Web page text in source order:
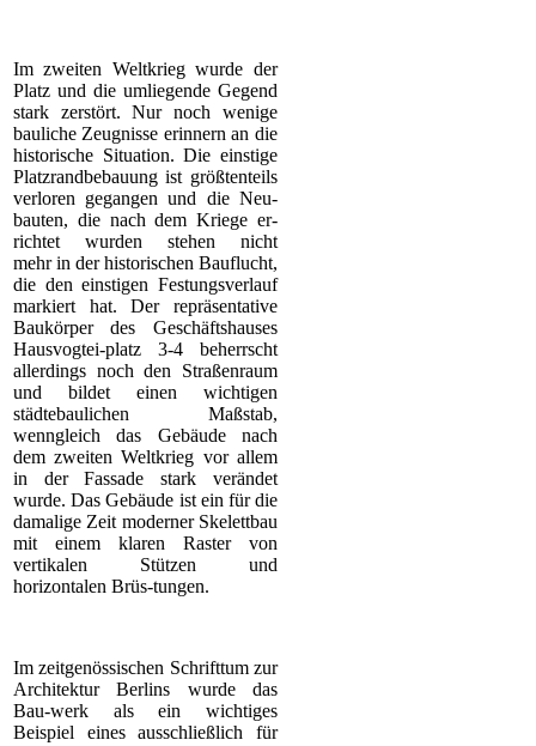
Im zweiten Weltkrieg wurde der
Platz und die umliegende Gegend
stark zerstört. Nur noch wenige
bauliche Zeugnisse erinnern an die
historische Situation. Die einstige
Platzrandbebauung ist größtenteils
verloren gegangen und die Neu-
bauten, die nach dem Kriege er-
richtet wurden stehen nicht
mehr in der historischen Bauflucht,
die den einstigen Festungsverlauf
markiert hat. Der repräsentative
Baukörper des Geschäftshauses
Hausvogtei-platz 3-4 beherrscht
allerdings noch den Straßenraum
und bildet einen wichtigen
städtebaulichen Maßstab,
wenngleich das Gebäude nach
dem zweiten Weltkrieg vor allem
in der Fassade stark verändet
wurde. Das Gebäude ist ein für die
damalige Zeit moderner Skelettbau
mit einem klaren Raster von
vertikalen Stützen und
horizontalen Brüs-tungen.
Im zeitgenössischen Schrifttum zur
Architektur Berlins wurde das
Bau-werk als ein wichtiges
Beispiel eines ausschließlich für